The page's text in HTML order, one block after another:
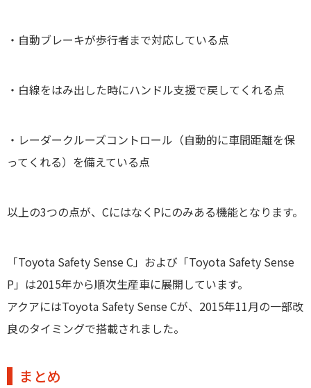
・自動ブレーキが歩行者まで対応している点
・白線をはみ出した時にハンドル支援で戻してくれる点
・レーダークルーズコントロール（自動的に車間距離を保
ってくれる）を備えている点
以上の3つの点が、CにはなくPにのみある機能となります。
「Toyota Safety Sense C」および「Toyota Safety Sense
P」は2015年から順次生産車に展開しています。
アクアにはToyota Safety Sense Cが、2015年11月の一部改
良のタイミングで搭載されました。
まとめ